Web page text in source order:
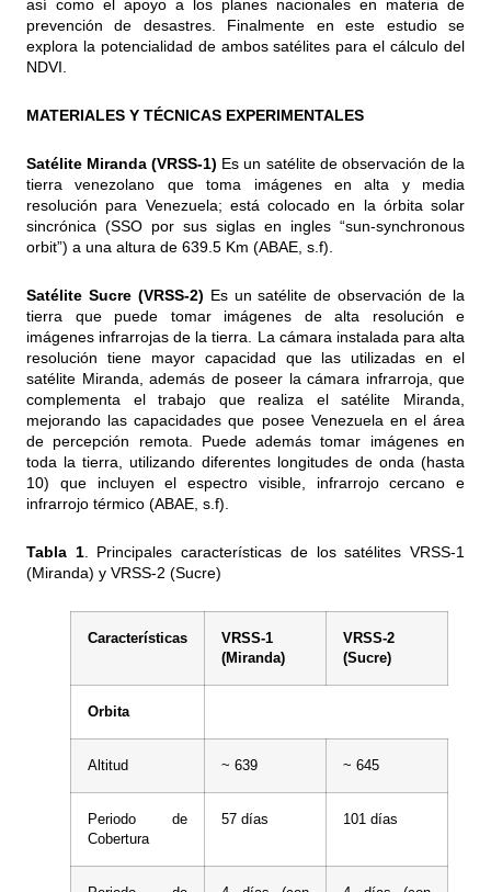
así como el apoyo a los planes nacionales en materia de
prevención de desastres. Finalmente en este estudio se
explora la potencialidad de ambos satélites para el cálculo del
NDVI.
MATERIALES Y TÉCNICAS EXPERIMENTALES
Satélite Miranda (VRSS-1) Es un satélite de observación de la
tierra venezolano que toma imágenes en alta y media
resolución para Venezuela; está colocado en la órbita solar
sincrónica (SSO por sus siglas en ingles “sun-synchronous
orbit”) a una altura de 639.5 Km (ABAE, s.f).
Satélite Sucre (VRSS-2) Es un satélite de observación de la
tierra que puede tomar imágenes de alta resolución e
imágenes infrarrojas de la tierra. La cámara instalada para alta
resolución tiene mayor capacidad que las utilizadas en el
satélite Miranda, además de poseer la cámara infrarroja, que
complementa el trabajo que realiza el satélite Miranda,
mejorando las capacidades que posee Venezuela en el área
de percepción remota. Puede además tomar imágenes en
toda la tierra, utilizando diferentes longitudes de onda (hasta
10) que incluyen el espectro visible, infrarrojo cercano e
infrarrojo térmico (ABAE, s.f).
Tabla 1. Principales características de los satélites VRSS-1
(Miranda) y VRSS-2 (Sucre)
Características
VRSS-1
(Miranda)
VRSS-2
(Sucre)
Orbita
Altitud ~ 639 ~ 645
Periodo de
Cobertura
57 días 101 días